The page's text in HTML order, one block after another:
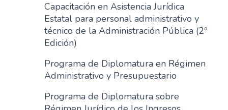
Capacitación en Asistencia Jurídica
Estatal para personal administrativo y
técnico de la Administración Pública (2º
Edición)
Programa de Diplomatura en Régimen
Administrativo y Presupuestario
Programa de Diplomatura sobre